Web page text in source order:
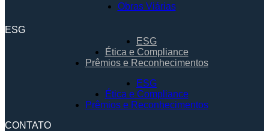
Obras Viárias
ESG
ESG
Ética e Compliance
Prêmios e Reconhecimentos
ESG
Ética e Compliance
Prêmios e Reconhecimentos
CONTATO